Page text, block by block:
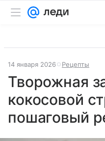
14 января 2026 Рецепты
Творожная
кокосовой
пошаговый